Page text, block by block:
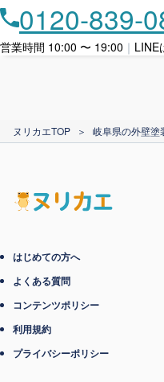
ローン利用
カード支払い
0120-839-
営業時間 10:00 〜 19:00 ｜ LINE
ヌリカエTOP ＞ 岐阜県の外壁塗
はじめての方へ
よくある質問
コンテンツポリシー
利用規約
プライバシーポリシー